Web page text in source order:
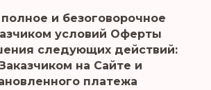
и безоговорочное
условий Оферты
следующих действий:
на Сайте и
платежа